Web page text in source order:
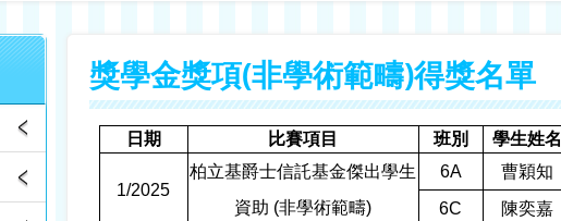
獎學金獎項(非學術範疇)得獎名單
日期 比賽項目 班別 學生姓名
1/2025
柏立基爵士信託基金傑出學生
資助 (非學術範疇)
6A 曹穎知
6C
陳奕嘉